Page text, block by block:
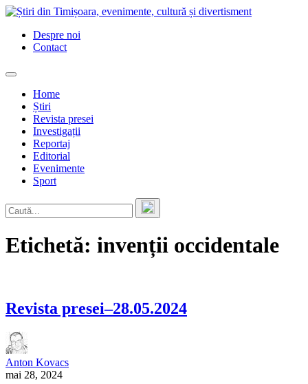
Skip
contentDespre noi
Contact
Home
Știri
Revista presei
Investigații
Reportaj
Editorial
Evenimente
Sport
Etichetă: invenții occidentale
Revista presei–28.05.2024
Anton Kovacs
mai 28, 2024